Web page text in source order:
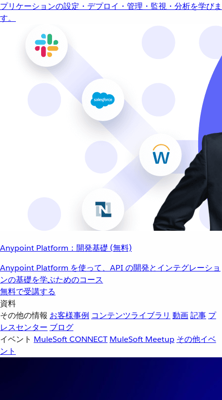
プリケーションの設定・デプロイ・管理・監視・分析を学びま
す。
Anypoint Platform：開発基礎 (無料)
Anypoint Platform を使って、API の開発とインテグレーショ
ンの基礎を学ぶためのコース
無料で受講する
資料
その他の情報 お客様事例 コンテンツライブラリ 動画記事 プ
レスセンター ブログ
イベント MuleSoft CONNECT MuleSoft Meetup その他イベ
ント